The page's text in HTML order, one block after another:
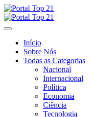
Skip
to
content
Início
Sobre Nós
Todas as Categorias
Nacional
Internacional
Política
Economia
Ciência
Tecnologia